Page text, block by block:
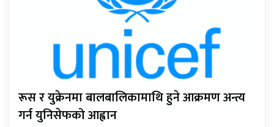
रूस र युक्रेनमा बालबालिकामाथि हुने आक्रमण अन्त्य
गर्न युनिसेफको आह्वान